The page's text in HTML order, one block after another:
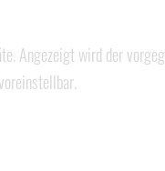
Angezeigt wird der